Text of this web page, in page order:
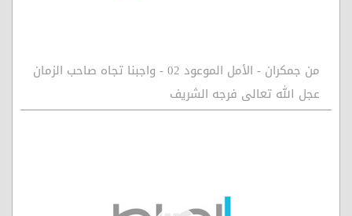
من جمكران - الأمل الموعود 02 - واجبنا تجاه صاحب الزمان
عجل الله تعالى فرجه الشريف